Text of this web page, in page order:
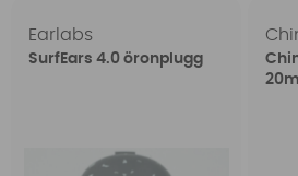
Earlabs
SurfEars 4.0 öronplugg